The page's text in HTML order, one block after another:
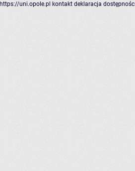
https://uni.opole.pl kontakt deklaracja